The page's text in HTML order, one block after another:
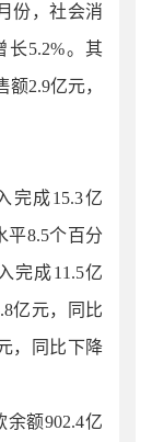
份，社会消
长5.2%。其
2.9亿元，
完成15.3亿
平8.5个百分
完成11.5亿
亿元，同比
，同比下降
额902.4亿